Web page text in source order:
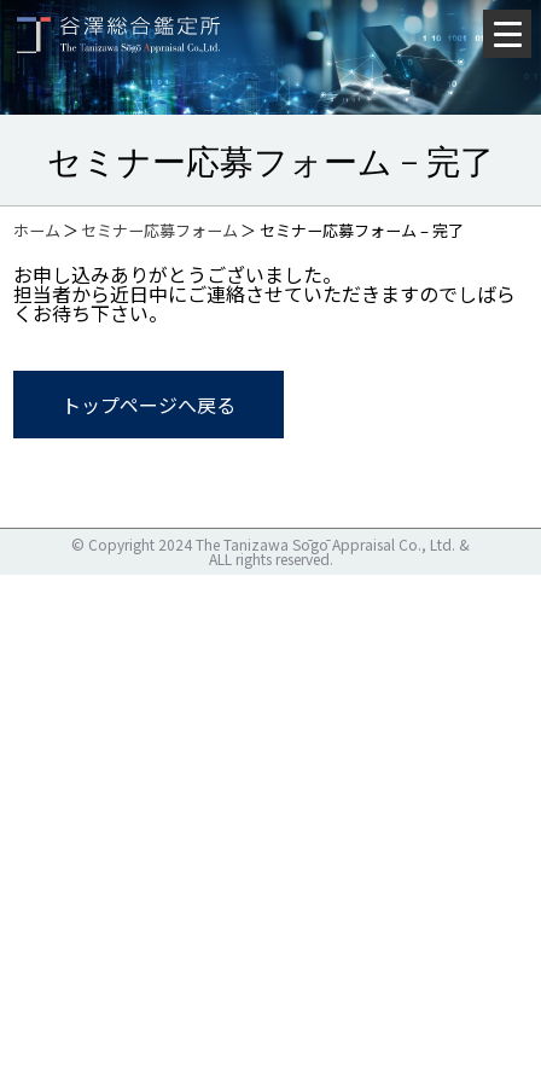
セミナー応募フォーム – 完了
ホーム ＞ セミナー応募フォーム ＞ セミナー応募フォーム – 完了
お申し込みありがとうございました。
担当者から近日中にご連絡させていただきますのでしばら
くお待ち下さい。
トップページへ戻る
© Copyright 2024 The Tanizawa Sōgō Appraisal Co., Ltd. &
ALL rights reserved.